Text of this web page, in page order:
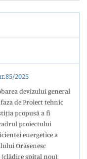
2025
devizului general
de Proiect tehnic
propusă a fi
proiectului
energetice a
Orășenesc
(clădire spital nou),